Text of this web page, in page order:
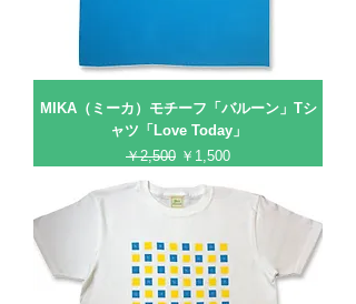
MIKA（ミーカ）モチーフ「バルーン」Tシ
ャツ「Love Today」
通常価格
￥2,500 セール価格
￥1,500